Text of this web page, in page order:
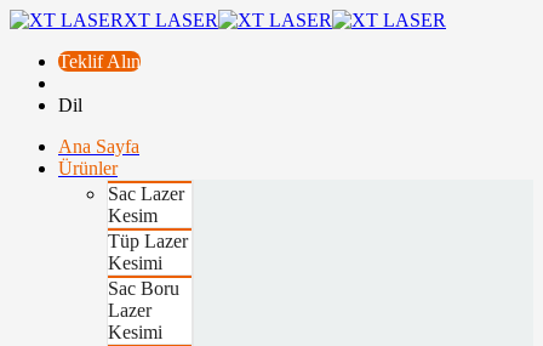
XT LASER
Teklif Alın
Dil
Ana Sayfa
Ürünler
Sac Lazer
Kesim
Tüp Lazer
Kesimi
Sac Boru
Lazer
Kesimi